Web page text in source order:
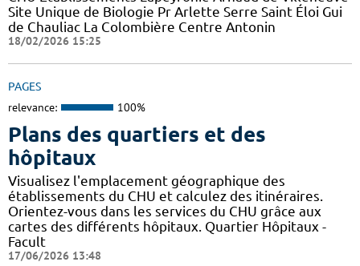
Site Unique de Biologie Pr Arlette Serre Saint Éloi Gui
de Chauliac La Colombière Centre Antonin
18/02/2026 15:25
PAGES
relevance: 100%
Plans des quartiers et des
hôpitaux
Visualisez l'emplacement géographique des
établissements du CHU et calculez des itinéraires.
Orientez-vous dans les services du CHU grâce aux
cartes des différents hôpitaux. Quartier Hôpitaux -
Facult
17/06/2026 13:48